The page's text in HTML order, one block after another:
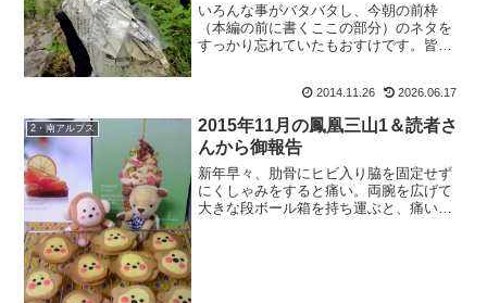
いろんな事がバタバタし、今朝の前枠
（本編の前に書くここの部分）のネタを
すっかり忘れていたもおすけです。皆
2014.11.26 2026.06.17
2・南アルプス
2015年11月の鳳凰三山1＆読者さ
んから御報告
新年早々、肋骨にヒビ入り脇を固定せず
にくしゃみをすると痛い。両腕を広げて
大きな段ボール箱を持ち運ぶと、痛い。